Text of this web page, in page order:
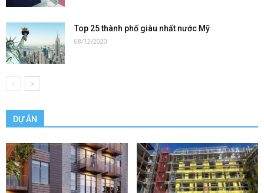
Top 25 thành phố giàu nhất nước Mỹ
08/12/2020
DỰ ÁN